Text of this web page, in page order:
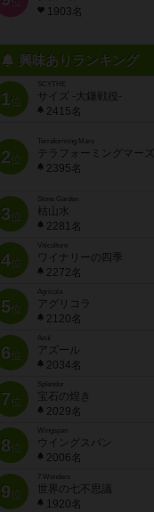
1903名
興味ありランキング
1位
SCYTHE
サイズ -大鎌戦役-
2415名
2位
Terraforming Mars
テラフォーミングマーズ
2395名
3位
Stone Garden
枯山水
2281名
4位
Viticulture
ワイナリーの四季
2272名
5位
Agricola
アグリコラ
2120名
6位
Azul
アズール
2034名
7位
宝石の煌き
2029名
8位
Wingspan
ウイングスパン
2006名
9位
7 Wonders
世界の七不思議
1920名